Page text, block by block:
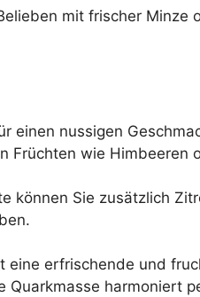
mit frischer Minze
einen nussigen
Früchten wie Himbeeren
können Sie zusätzlich
eine erfrischende und
Quarkmasse harmoniert